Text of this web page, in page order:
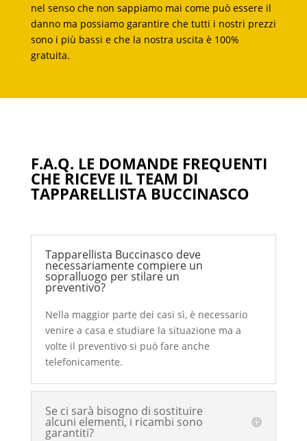
nel senso che non sappiamo mai come può essere il
danno ma possiamo garantire che tutti i nostri prezzi
sono i più bassi e che la nostra uscita è 100%
gratuita.
F.A.Q. LE DOMANDE FREQUENTI
CHE RICEVE IL TEAM DI
TAPPARELLISTA BUCCINASCO
Tapparellista Buccinasco deve
necessariamente compiere un
sopralluogo per stilare un
preventivo?
Nella maggior parte dei casi sì, è necessario
venire a casa e studiare la situazione ma a
volte il preventivo si può fare anche
telefonicamente.
Se ci sarà bisogno di sostituire
alcuni elementi, i ricambi sono
garantiti?